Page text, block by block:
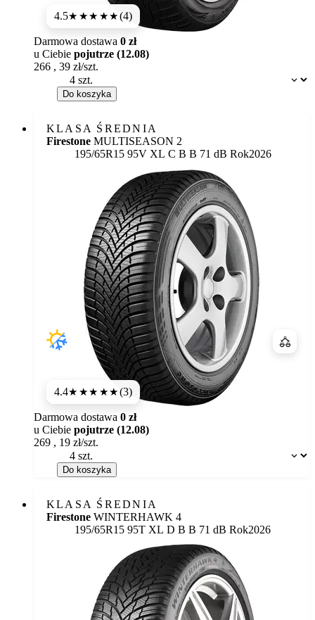
4.5★★★★★(4)
Dostępność:
Darmowa dostawa 0 zł
u Ciebie pojutrze (12.08)
266 , 39 zł/szt.
Do koszyka
KLASA ŚREDNIA
Firestone MULTISEASON 2
195/65R15 95V XL Etykieta:
C B B 71 dB Rok2026
4.4★★★★★(3)
Dostępność:
Darmowa dostawa 0 zł
u Ciebie pojutrze (12.08)
269 , 19 zł/szt.
Do koszyka
KLASA ŚREDNIA
Firestone WINTERHAWK 4
195/65R15 95T XL Etykieta:
D B B 71 dB Rok2026